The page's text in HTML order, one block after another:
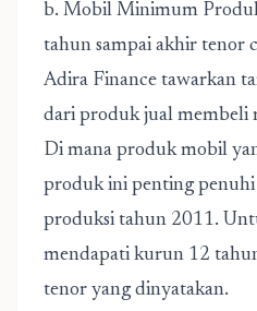
b. Mobil Minimum
tahun sampai akhir tenor
Adira Finance tawarkan
dari produk jual membeli
Di mana produk mobil
produk ini penting penuhi
produksi tahun 2011.
mendapati kurun 12
tenor yang dinyatakan.